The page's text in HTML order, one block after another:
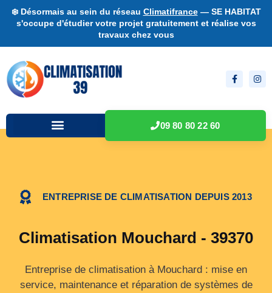
❄️ Désormais au sein du réseau Climatifrance— SE HABITAT
s'occupe d'étudier votre projet gratuitement et réalise vos
travaux chez vous
09 80 80 22 60
ENTREPRISE DE CLIMATISATION DEPUIS 2013
Climatisation Mouchard - 39370
Entreprise de climatisation à Mouchard : mise en
service, maintenance et réparation de systèmes de